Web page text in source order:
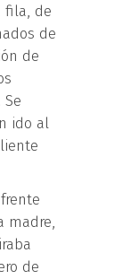
fila, de
de
de
ido al
madre,
de